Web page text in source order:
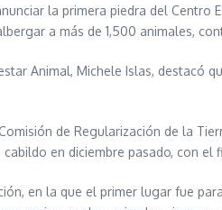
la primera piedra del
a más de 1,500 animales,
Animal, Michele Islas, destacó
de Regularización de la
en diciembre pasado, con
en la que el primer lugar fue